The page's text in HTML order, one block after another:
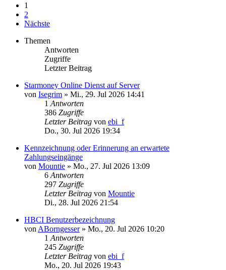
1
2
Nächste
Themen
Antworten
Zugriffe
Letzter Beitrag
Starmoney Online Dienst auf Server
von Isegrim » Mi., 29. Jul 2026 14:41
1 Antworten
386 Zugriffe
Letzter Beitrag von ebi_f
Do., 30. Jul 2026 19:34
Kennzeichnung oder Erinnerung an erwartete
Zahlungseingänge
von Mountie » Mo., 27. Jul 2026 13:09
6 Antworten
297 Zugriffe
Letzter Beitrag von Mountie
Di., 28. Jul 2026 21:54
HBCI Benutzerbezeichnung
von ABorngesser» Mo., 20. Jul 2026 10:20
1 Antworten
245 Zugriffe
Letzter Beitrag von ebi_f
Mo., 20. Jul 2026 19:43